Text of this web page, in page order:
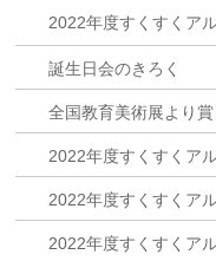
2022年度すくすくア
誕生日会のきろく
全国教育美術展より
2022年度すくすくア
2022年度すくすくア
2022年度すくすくア